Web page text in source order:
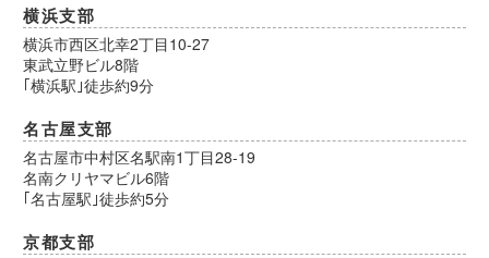
横浜支部
横浜市西区北幸2丁目10-27
東武立野ビル8階
｢横浜駅｣徒歩約9分
名古屋支部
名古屋市中村区名駅南1丁目28-19
名南クリヤマビル6階
｢名古屋駅｣徒歩約5分
京都支部